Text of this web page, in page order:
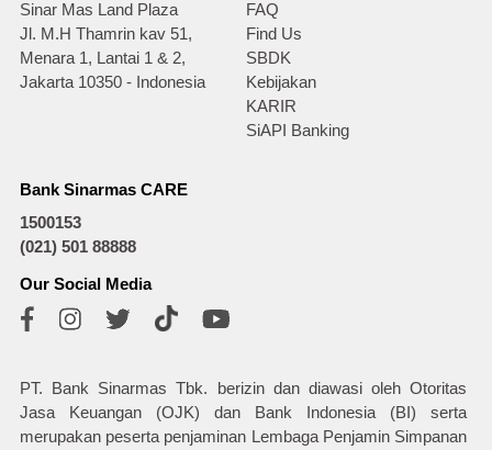
Sinar Mas Land Plaza
Jl. M.H Thamrin kav 51,
Menara 1, Lantai 1 & 2,
Jakarta 10350 - Indonesia
FAQ
Find Us
SBDK
Kebijakan
KARIR
SiAPI Banking
Bank Sinarmas CARE
1500153
(021) 501 88888
Our Social Media
PT. Bank Sinarmas Tbk. berizin dan diawasi oleh Otoritas
Jasa Keuangan (OJK) dan Bank Indonesia (BI) serta
merupakan peserta penjaminan Lembaga Penjamin Simpanan